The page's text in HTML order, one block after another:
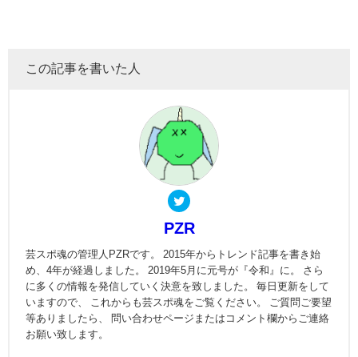
この記事を書いた人
PZR
芸スポ魂の管理人PZRです。 2015年からトレンド記事を書き始
め、4年が経過しました。 2019年5月に元号が『令和』に。 さら
に多くの情報を発信していく決意を致しました。 毎日更新をして
いますので、 これからも芸スポ魂をご覧ください。 ご質問ご要望
等ありましたら、 問い合わせページまたはコメント欄からご連絡
お願い致します。